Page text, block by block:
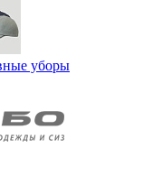
уборы